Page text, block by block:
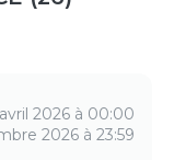
2026 à 00:00
2026 à 23:59